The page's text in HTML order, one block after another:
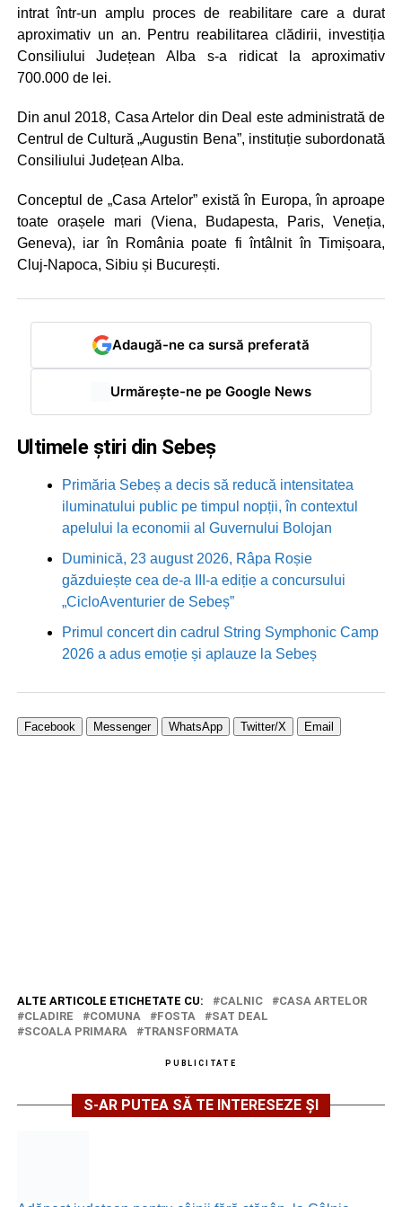
intrat într-un amplu proces de reabilitare care a durat
aproximativ un an. Pentru reabilitarea clădirii, investiția
Consiliului Județean Alba s-a ridicat la aproximativ
700.000 de lei.
Din anul 2018, Casa Artelor din Deal este administrată de
Centrul de Cultură „Augustin Bena”, instituție subordonată
Consiliului Județean Alba.
Conceptul de „Casa Artelor” există în Europa, în aproape
toate orașele mari (Viena, Budapesta, Paris, Veneția,
Geneva), iar în România poate fi întâlnit în Timișoara,
Cluj-Napoca, Sibiu și București.
Adaugă-ne ca sursă preferată
Urmărește-ne pe Google News
Ultimele știri din Sebeș
Primăria Sebeș a decis să reducă intensitatea
iluminatului public pe timpul nopții, în contextul
apelului la economii al Guvernului Bolojan
Duminică, 23 august 2026, Râpa Roșie
găzduiește cea de-a III-a ediție a concursului
„CicloAventurier de Sebeș”
Primul concert din cadrul String Symphonic Camp
2026 a adus emoție și aplauze la Sebeș
Facebook Messenger WhatsApp Twitter/X Email
ALTE ARTICOLE ETICHETATE CU: CALNIC
CASA ARTELOR
CLADIRE
COMUNA FOSTA
SAT DEAL
SCOALA PRIMARA
TRANSFORMATA
PUBLICITATE
S-AR PUTEA SĂ TE INTERESEZE ȘI